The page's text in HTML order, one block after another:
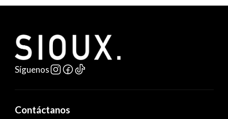
Síguenos
Contáctanos